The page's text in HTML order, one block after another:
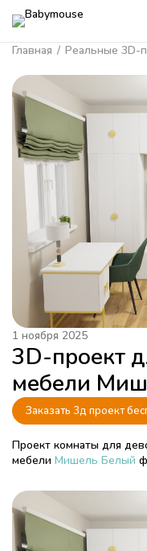
Главная / Реальные 3D-
1 ноября 2025
3D-проект
мебели
Заказать 3д проект
Проект комнаты для
мебели Мишель Белый